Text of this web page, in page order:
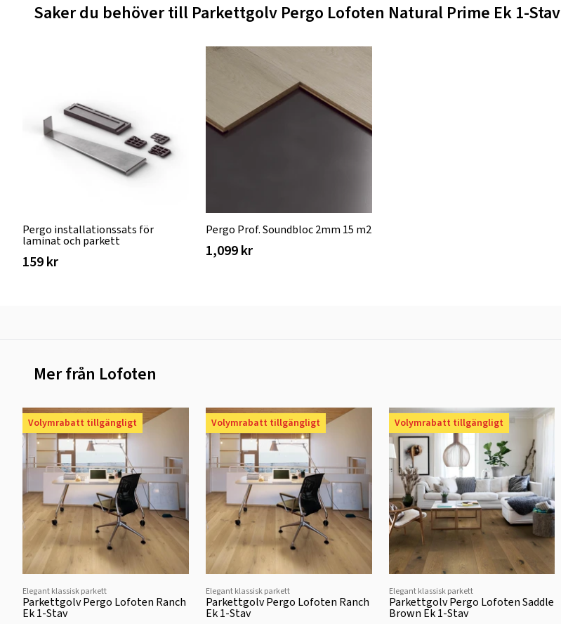
Saker du behöver till Parkettgolv Pergo Lofoten Natural Prime Ek 1-Stav
Pergo installationssats för
laminat och parkett
159 kr
Pergo Prof. Soundbloc 2mm 15 m2
1,099 kr
Mer från Lofoten
Volymrabatt tillgängligt
Elegant klassisk parkett
Parkettgolv Pergo Lofoten Ranch
Ek 1-Stav
Volymrabatt tillgängligt
Elegant klassisk parkett
Parkettgolv Pergo Lofoten Ranch
Ek 1-Stav
Volymrabatt tillgängligt
Elegant klassisk parkett
Parkettgolv Pergo Lofoten Saddle
Brown Ek 1-Stav